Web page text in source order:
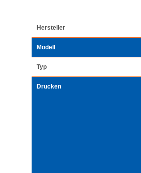
Hersteller
Modell
Typ
Drucken